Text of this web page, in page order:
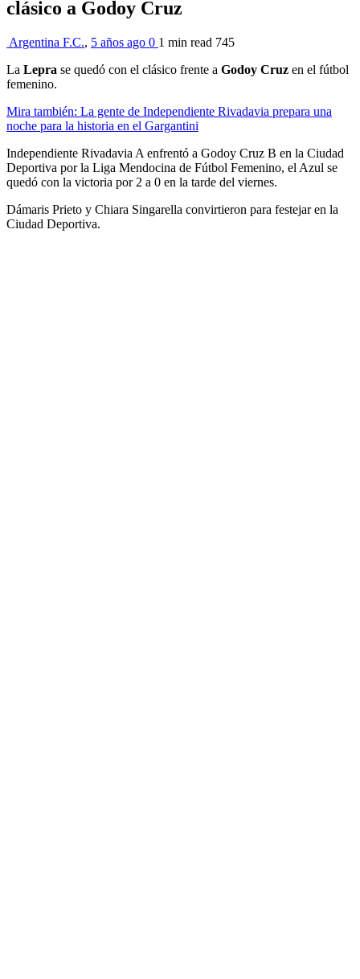
clásico a Godoy Cruz
Argentina F.C., 5 años ago 0 1 min read 745
La Lepra se quedó con el clásico frente a Godoy Cruz en el fútbol
femenino.
Mira también: La gente de Independiente Rivadavia prepara una
noche para la historia en el Gargantini
Independiente Rivadavia A enfrentó a Godoy Cruz B en la Ciudad
Deportiva por la Liga Mendocina de Fútbol Femenino, el Azul se
quedó con la victoria por 2 a 0 en la tarde del viernes.
Dámaris Prieto y Chiara Singarella convirtieron para festejar en la
Ciudad Deportiva.